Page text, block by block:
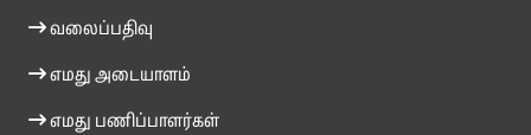
வலைப்பதிவு
எமது அடையாளம்
எமது பணிப்பாளர்கள்